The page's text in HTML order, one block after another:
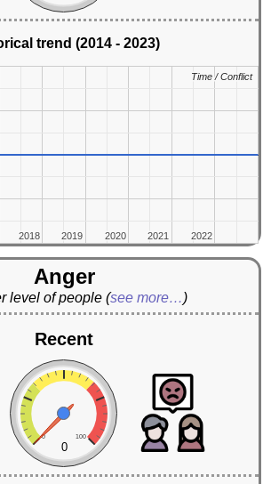
trend (2014 - 2023)
2018
2018 2019
2019 2020
2020 2021
2021 2022
2022
Time / Conflict
Time / Conflict
Anger
level of people (see more…)
Recent
0 100
0